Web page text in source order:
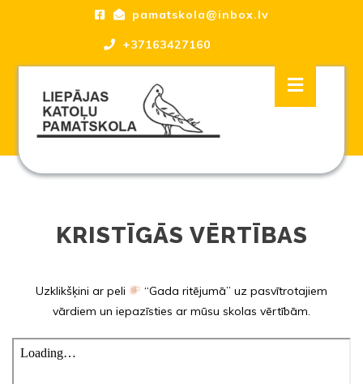
pamatskola@inbox.lv
+37163427160
Open
KRISTĪGĀS VĒRTĪBAS
Uzklikšķini ar peli
“Gada ritējumā” uz pasvītrotajiem
vārdiem un iepazīsties ar mūsu skolas vērtībām.